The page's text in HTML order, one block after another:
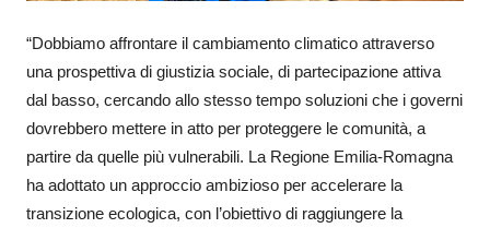
“Dobbiamo affrontare il cambiamento climatico attraverso
una prospettiva di giustizia sociale, di partecipazione attiva
dal basso, cercando allo stesso tempo soluzioni che i governi
dovrebbero mettere in atto per proteggere le comunità, a
partire da quelle più vulnerabili. La Regione Emilia-Romagna
ha adottato un approccio ambizioso per accelerare la
transizione ecologica, con l’obiettivo di raggiungere la